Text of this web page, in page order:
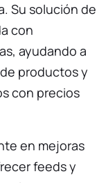
Su solución de
con
ayudando a
productos y
con precios
en mejoras
feeds y